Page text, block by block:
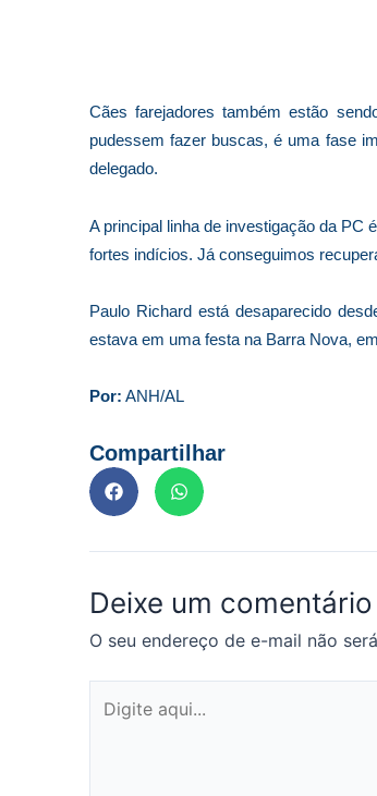
Cães farejadores também estão
pudessem fazer buscas, é uma fase
delegado.
A principal linha de investigação da PC
fortes indícios. Já conseguimos
Paulo Richard está desaparecido
estava em uma festa na Barra Nova,
Por: ANH/AL
Compartilhar
Deixe um comentário
O seu endereço de e-mail não
aqui...